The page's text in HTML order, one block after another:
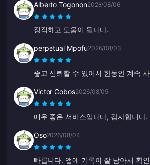
Alberto Togonon2026/08/06
정직하고 도움이 됩니다.
perpetual Mpofu2026/08/03
좋고 신뢰할 수 있어서 한동안 계속
Victor Cobos2026/08/05
매우 좋은 서비스입니다, 감사합니다.
Oso2026/08/04
빠릅니다. 앱에 기록이 잘 남아서 확